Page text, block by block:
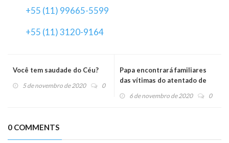
+55 (11) 99665-5599
+55 (11) 3120-9164
Você tem saudade do Céu?
5 de novembro de 2020 0
Papa encontrará familiares
das vítimas do atentado de
6 de novembro de 2020 0
0 COMMENTS